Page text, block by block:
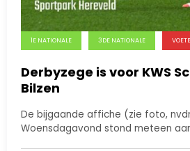
1E NATIONALE 3DE NATIONALE
Derbyzege is voor KWS
Bilzen
De bijgaande affiche (zie foto,
Woensdagavond stond meteen